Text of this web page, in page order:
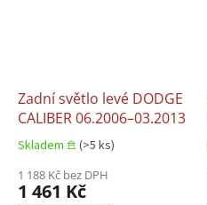
Zadní světlo levé DODGE
CALIBER 06.2006–03.2013
Skladem 𖠿 (>5 ks)
1 188 Kč bez DPH
1 461 Kč